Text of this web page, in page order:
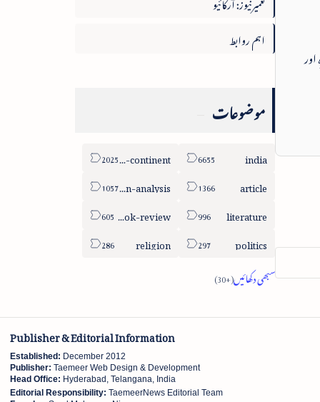
اہم روابط
موضوعات
india
sub-continent
article
column-analysis
literature
book-review
politics
religion
Publisher & Editorial Information
Established: December 2012
Publisher: Taemeer Web Design & Development
Head Office: Hyderabad, Telangana, India
Editorial Responsibility: TaemeerNews Editorial Team